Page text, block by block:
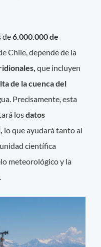
de6.000.000 de
Chile, depende de la
que incluyen
de la cuenca del
Precisamente, esta
losdatos
lo que ayudará tanto al
científica
meteorológico y la